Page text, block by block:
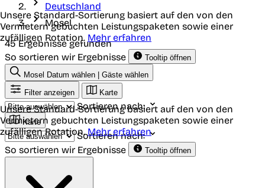
Deutschland
Mosel
45 Ergebnisse gefunden
So sortieren wir Ergebnisse
Tooltip öffnen
Unsere Standard-Sortierung basiert auf den von den
Vermietern gebuchten Leistungspaketen sowie einer
zufälligen Rotation. Mehr erfahren
Mosel Datum wählen | Gäste wählen
Filter anzeigen
Karte
Sortieren nach:
Karte
Sortieren nach:
So sortieren wir Ergebnisse
Tooltip öffnen
Unsere Standard-Sortierung basiert auf den von den
Vermietern gebuchten Leistungspaketen sowie einer
zufälligen Rotation.Mehr erfahren